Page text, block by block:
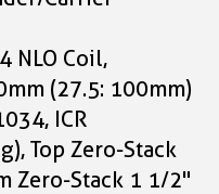
NLO Coil,
(27.5: 100mm)
ICR
Top Zero-Stack
Zero-Stack 1 1/2"